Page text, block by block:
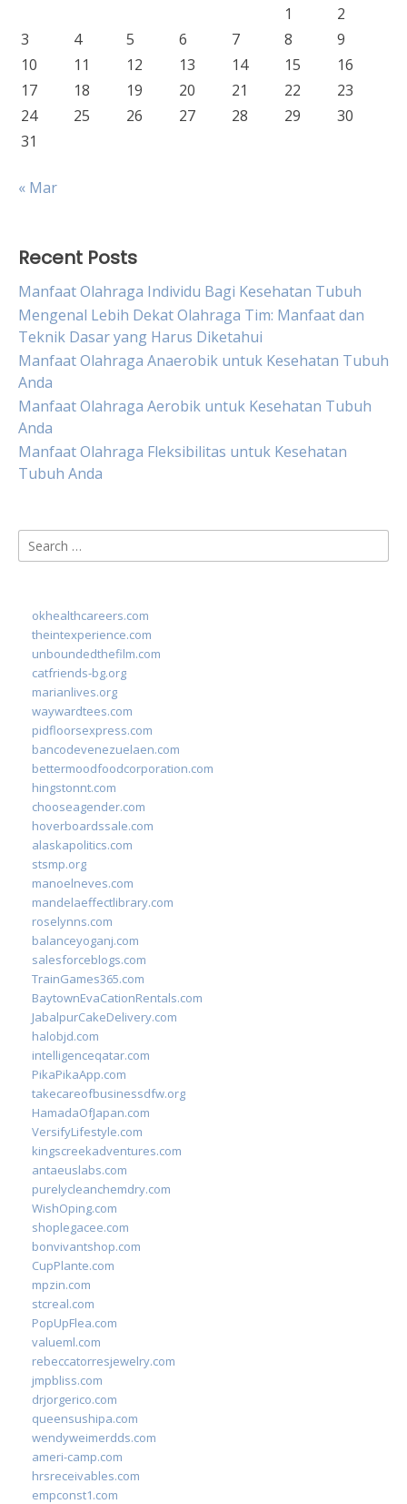
1
2
3
4 5 6 7 8
9
10
11 12 13 14 15
16
17
18 19 20 21 22
23
24
25 26 27 28 29
30
31
« Mar
Recent Posts
Manfaat Olahraga Individu Bagi Kesehatan Tubuh
Mengenal Lebih Dekat Olahraga Tim: Manfaat dan
Teknik Dasar yang Harus Diketahui
Manfaat Olahraga Anaerobik untuk Kesehatan Tubuh
Anda
Manfaat Olahraga Aerobik untuk Kesehatan Tubuh
Anda
Manfaat Olahraga Fleksibilitas untuk Kesehatan
Tubuh Anda
Search
for:
okhealthcareers.com
theintexperience.com
unboundedthefilm.com
catfriends-bg.org
marianlives.org
waywardtees.com
pidfloorsexpress.com
bancodevenezuelaen.com
bettermoodfoodcorporation.com
hingstonnt.com
chooseagender.com
hoverboardssale.com
alaskapolitics.com
stsmp.org
manoelneves.com
mandelaeffectlibrary.com
roselynns.com
balanceyoganj.com
salesforceblogs.com
TrainGames365.com
BaytownEvaCationRentals.com
JabalpurCakeDelivery.com
halobjd.com
intelligenceqatar.com
PikaPikaApp.com
takecareofbusinessdfw.org
HamadaOfJapan.com
VersifyLifestyle.com
kingscreekadventures.com
antaeuslabs.com
purelycleanchemdry.com
WishOping.com
shoplegacee.com
bonvivantshop.com
CupPlante.com
mpzin.com
stcreal.com
PopUpFlea.com
valueml.com
rebeccatorresjewelry.com
jmpbliss.com
drjorgerico.com
queensushipa.com
wendyweimerdds.com
ameri-camp.com
hrsreceivables.com
empconst1.com